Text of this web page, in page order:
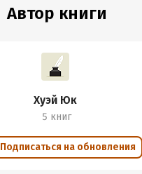
Автор книги
Хуэй Юк
5 книг
Подписаться на обновления